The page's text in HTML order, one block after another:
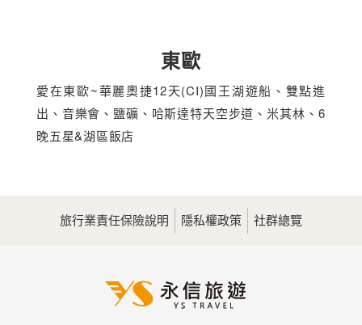
東歐
愛在東歐~華麗奧捷12天(CI)國王湖遊船、雙點進
出、音樂會、鹽礦、哈斯達特天空步道、米其林、6
晚五星&湖區飯店
旅行業責任保險說明 隱私權政策 社群總覽